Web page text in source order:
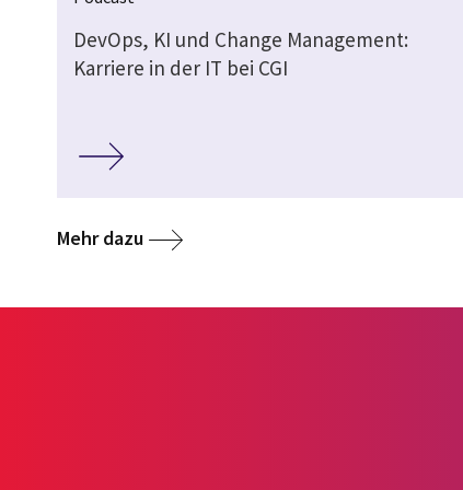
DevOps, KI und Change Management:
Karriere in der IT bei CGI
Mehr dazu